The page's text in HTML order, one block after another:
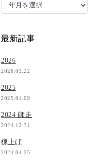
最新記事
2026
2026.03.22
2025
2025.01.09
2024 師走
2024.12.31
棟上げ
2024.04.25